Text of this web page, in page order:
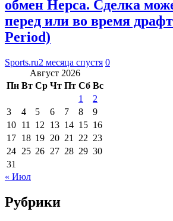
обмен Нерса. Сделка
перед или во время
Period)
Sports.ru2 месяца спустя 0
Август 2026
Пн Вт Ср Чт Пт Сб Вс
1
2
3
4 5 6 7 8
9
10 11 12 13 14 15 16
17 18 19 20 21 22 23
24 25 26 27 28 29 30
31
« Июл
Рубрики